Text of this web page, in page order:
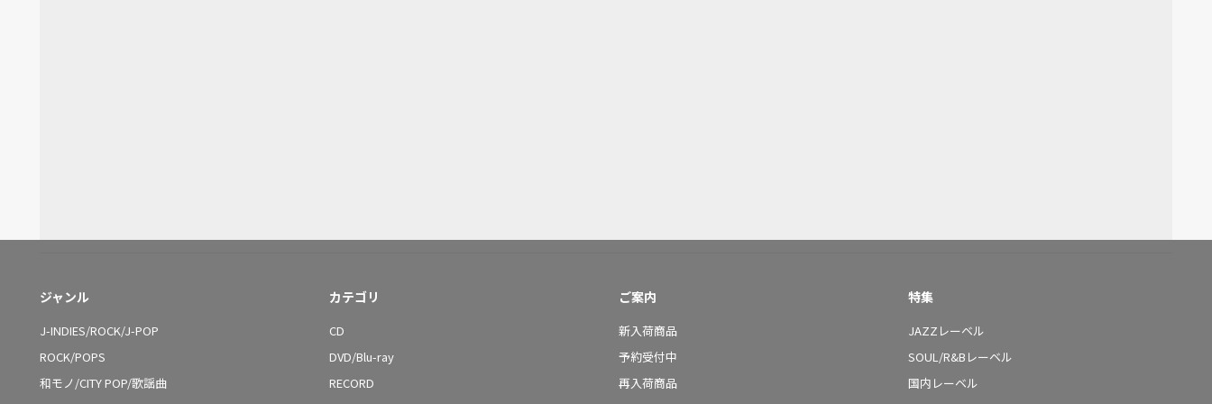
ジャンル
J-INDIES/ROCK/J-POP
ROCK/POPS
和モノ/CITY POP/歌謡曲
カテゴリ
CD
DVD/Blu-ray
RECORD
ご案内
新入荷商品
予約受付中
再入荷商品
特集
JAZZレーベル
SOUL/R&Bレーベル
国内レーベル